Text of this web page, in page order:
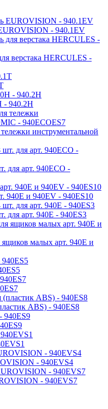
- 940.1EV
верстака HERCULES -
- 940.2H
инструментальной
для арт. 940ECO -
940E и 940EV - 940ES10
для арт. 940E - 940ES3
ящиков малых арт. 940E и
ABS) - 940ES8
- 940EVS4
- 940EVS7